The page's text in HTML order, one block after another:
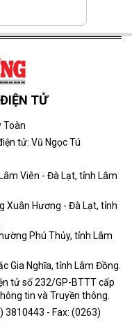
TỬ
Toàn
tử: Vũ Ngọc Tú
Viên - Đà Lạt, tỉnh Lâm
Xuân Hương - Đà Lạt, tỉnh
Phú Thủy, tỉnh Lâm
Gia Nghĩa, tỉnh Lâm Đồng.
tử số 232/GP-BTTT cấp
tin và Truyền thông.
3810443 - Fax: (0263)